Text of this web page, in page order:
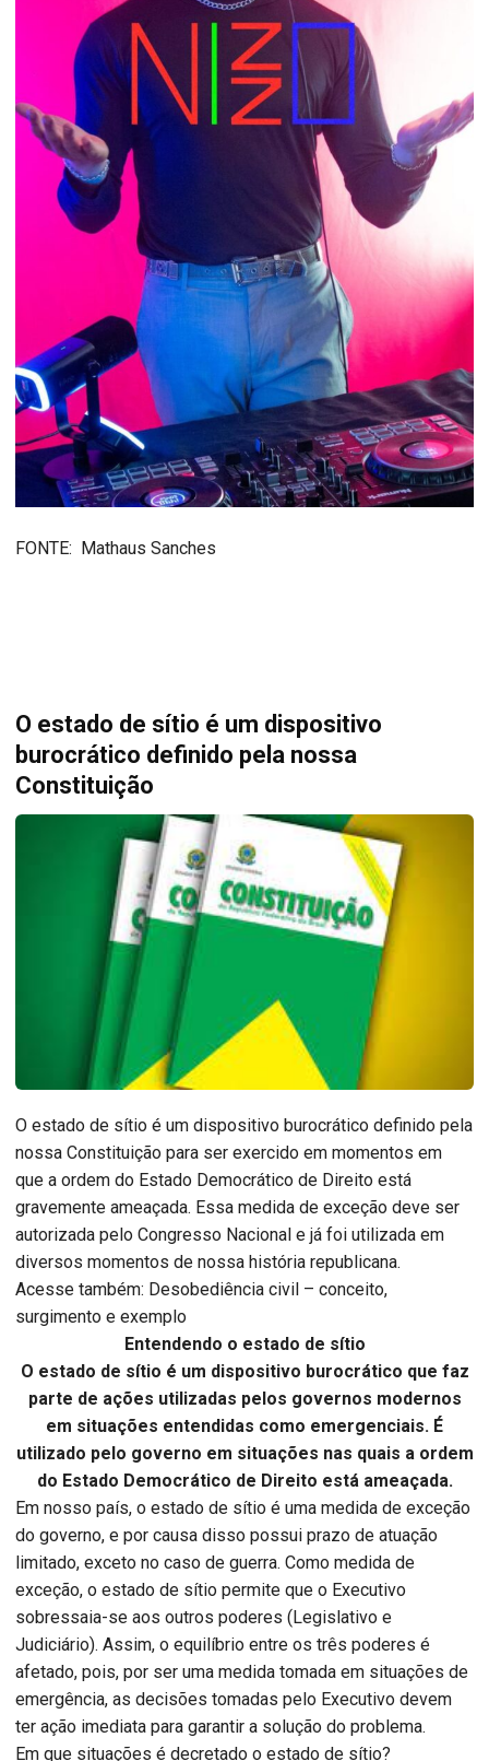
FONTE: Mathaus Sanches
O estado de sítio é um dispositivo
burocrático definido pela nossa
Constituição
O estado de sítio é um dispositivo burocrático definido pela
nossa Constituição para ser exercido em momentos em
que a ordem do Estado Democrático de Direito está
gravemente ameaçada. Essa medida de exceção deve ser
autorizada pelo Congresso Nacional e já foi utilizada em
diversos momentos de nossa história republicana.
Acesse também: Desobediência civil – conceito,
surgimento e exemplo
Entendendo o estado de sítio
O estado de sítio é um dispositivo burocrático que faz
parte de ações utilizadas pelos governos modernos
em situações entendidas como emergenciais. É
utilizado pelo governo em situações nas quais a ordem
do Estado Democrático de Direito está ameaçada.
Em nosso país, o estado de sítio é uma medida de exceção
do governo, e por causa disso possui prazo de atuação
limitado, exceto no caso de guerra. Como medida de
exceção, o estado de sítio permite que o Executivo
sobressaia-se aos outros poderes (Legislativo e
Judiciário). Assim, o equilíbrio entre os três poderes é
afetado, pois, por ser uma medida tomada em situações de
emergência, as decisões tomadas pelo Executivo devem
ter ação imediata para garantir a solução do problema.
Em que situações é decretado o estado de sítio?